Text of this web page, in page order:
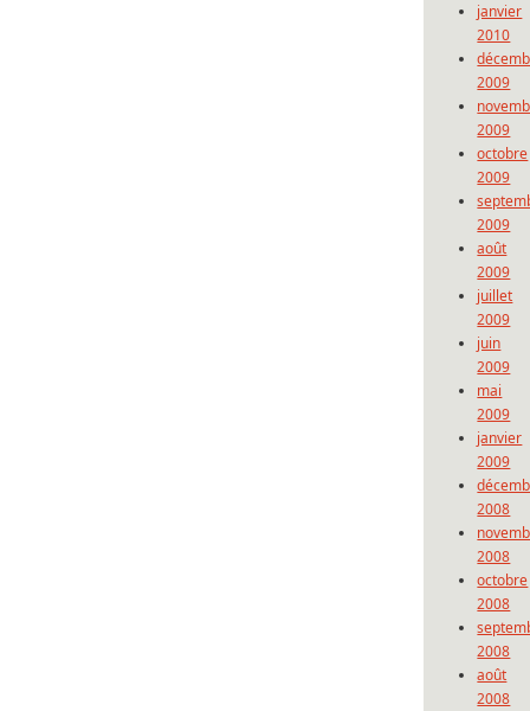
janvier
2010
2009
2009
octobre
2009
2009
août
2009
juillet
2009
juin
2009
mai
2009
janvier
2009
2008
2008
octobre
2008
2008
août
2008